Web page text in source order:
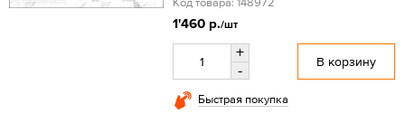
1'460 р./шт
+
-
В корзину
Быстрая покупка